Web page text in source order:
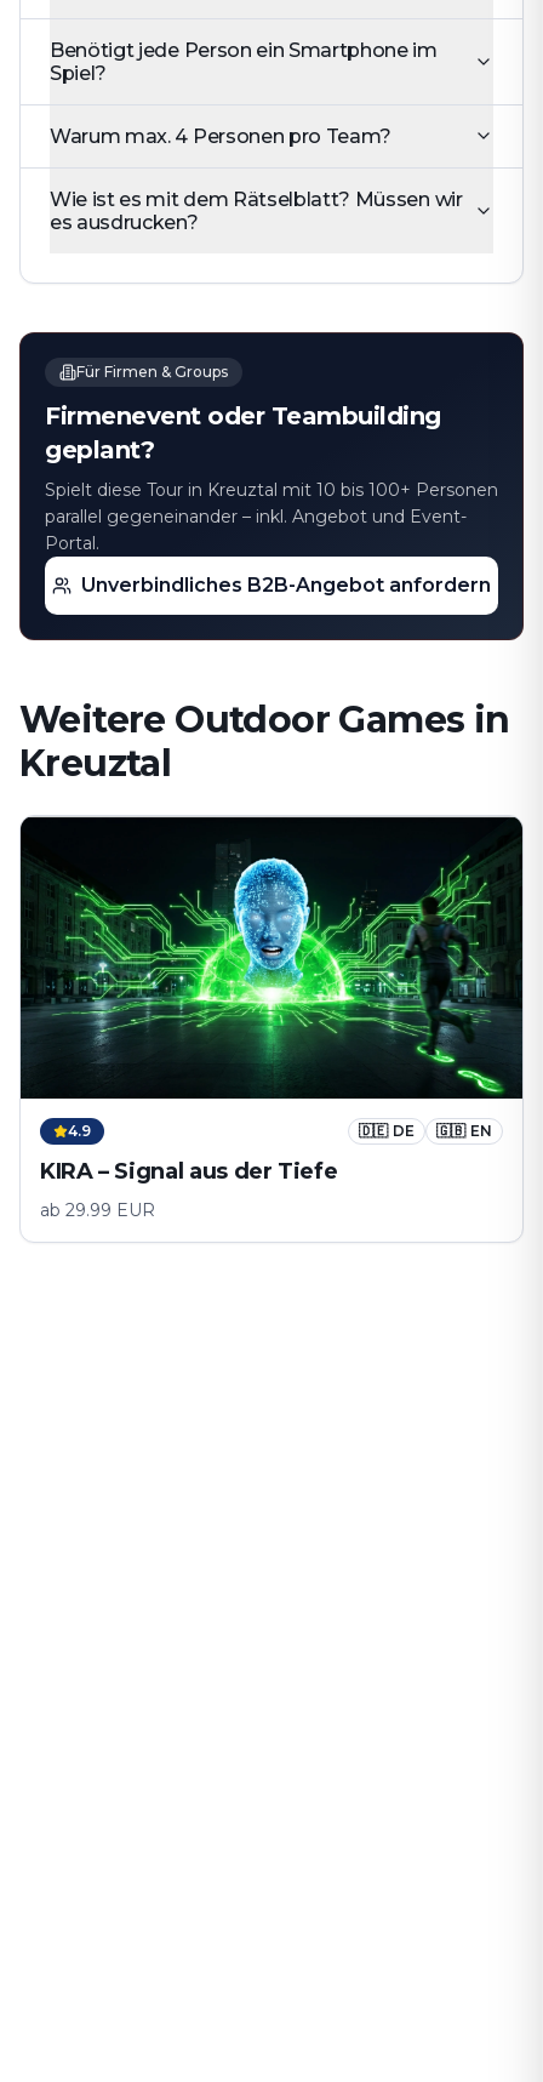
Benötigt jede Person ein Smartphone im
Spiel?
Warum max. 4 Personen pro Team?
Wie ist es mit dem Rätselblatt? Müssen wir
es ausdrucken?
Für Firmen & Groups
Firmenevent oder Teambuilding
geplant?
Spielt diese Tour in Kreuztal mit 10 bis 100+ Personen
parallel gegeneinander – inkl. Angebot und Event-
Portal.
Unverbindliches B2B-Angebot anfordern
Weitere Outdoor Games in
Kreuztal
4.9 🇩🇪 DE 🇬🇧 EN
KIRA – Signal aus der Tiefe
ab 29.99 EUR